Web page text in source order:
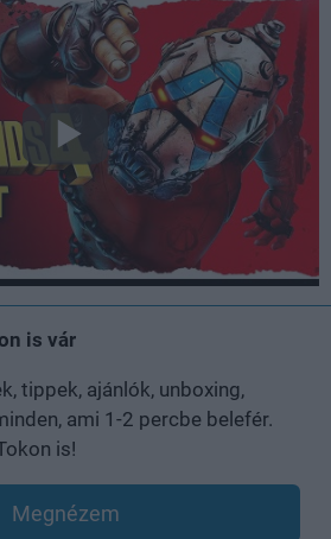
is vár
tippek, ajánlók, unboxing,
ami 1-2 percbe belefér.
is!
Megnézem